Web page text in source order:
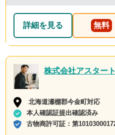
詳細を見る 無料
株式会社アスタート
北海道瀬棚郡今金町対応
本人確認証提出確認済み
古物商許可証：第